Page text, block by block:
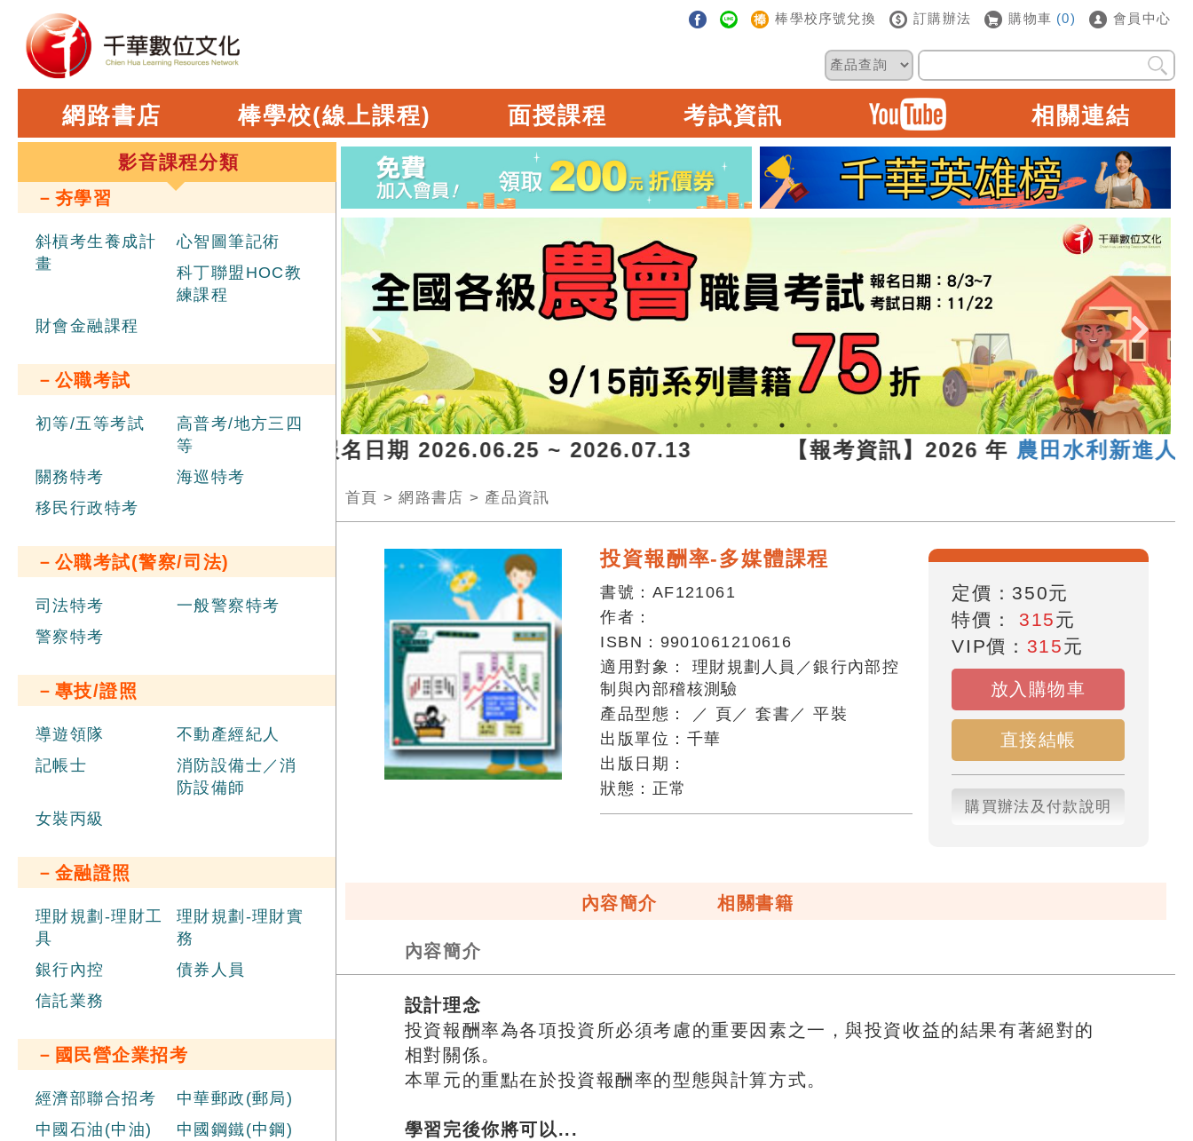
棒學校序號兌換 訂購辦法 購物車 (0) 會員中心
網路書店 棒學校(線上課程) 面授課程 考試資訊 相關連結
影音課程分類
－夯學習
斜槓考生養成計
畫
心智圖筆記術
科丁聯盟HOC教
練課程
財會金融課程
－公職考試
初等/五等考試
高普考/地方三四
等
關務特考
海巡特考
移民行政特考
－公職考試(警察/司法)
司法特考
一般警察特考
警察特考
－專技/證照
導遊領隊
不動產經紀人
記帳士
消防設備士／消
防設備師
女裝丙級
－金融證照
理財規劃-理財工
具
理財規劃-理財實
務
銀行內控
債券人員
信託業務
－國民營企業招考
經濟部聯合招考
中華郵政(郵局)
中國石油(中油)
中國鋼鐵(中鋼)
新進職員辦理聯合招考 ，報名日期 2026.06.25 ~ 2026.07.13 【報考資訊】2026 年農田水利新進人員聯
首頁 >網路書店 > 產品資訊
投資報酬率-多媒體課程
書號： AF121061
作者：
ISBN： 9901061210616
適用對象：理財規劃人員／銀行內部控
制與內部稽核測驗
產品型態：
／ 頁 ／套書 ／平裝
出版單位： 千華
出版日期：
狀態： 正常
定價： 350元
特價： 315元
VIP價： 315元
放入購物車
直接結帳
購買辦法及付款說明
內容簡介 相關書籍
內容簡介
設計理念
投資報酬率為各項投資所必須考慮的重要因素之一，與投資收益的結果有著絕對的
相對關係。
本單元的重點在於投資報酬率的型態與計算方式。
學習完後你將可以...